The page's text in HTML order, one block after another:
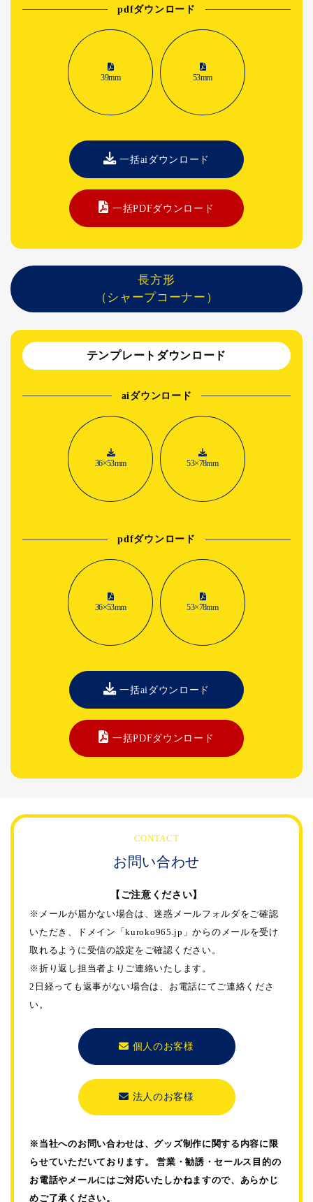
pdfダウンロード
39mm 53mm
一括aiダウンロード
一括PDFダウンロード
長方形
（シャープコーナー）
テンプレートダウンロード
aiダウンロード
36×53mm 53×78mm
pdfダウンロード
36×53mm 53×78mm
一括aiダウンロード
一括PDFダウンロード
CONTACT
お問い合わせ
【ご注意ください】
※メールが届かない場合は、迷惑メールフォルダをご確認
いただき、
ドメイン「kuroko965.jp」からのメールを受け
取れるように受信の設定をご確認ください。
※折り返し担当者よりご連絡いたします。
2日経っても返事がない場合は、お電話にてご連絡くださ
い。
個人のお客様
法人のお客様
※当社へのお問い合わせは、グッズ制作に関する内容に限
らせていただいております。
営業・勧誘・セールス目的の
お電話やメールにはご対応いたしかねますので、あらかじ
めご了承ください。